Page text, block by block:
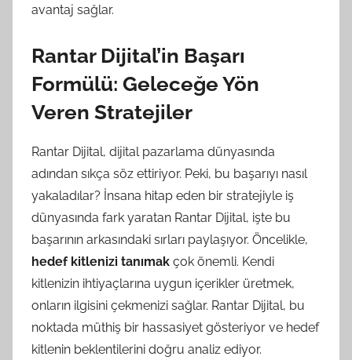
avantaj sağlar.
Rantar Dijital’in Başarı
Formülü: Geleceğe Yön
Veren Stratejiler
Rantar Dijital, dijital pazarlama dünyasında
adından sıkça söz ettiriyor. Peki, bu başarıyı nasıl
yakaladılar? İnsana hitap eden bir stratejiyle iş
dünyasında fark yaratan Rantar Dijital, işte bu
başarının arkasındaki sırları paylaşıyor. Öncelikle,
hedef kitlenizi tanımak çok önemli. Kendi
kitlenizin ihtiyaçlarına uygun içerikler üretmek,
onların ilgisini çekmenizi sağlar. Rantar Dijital, bu
noktada müthiş bir hassasiyet gösteriyor ve hedef
kitlenin beklentilerini doğru analiz ediyor.